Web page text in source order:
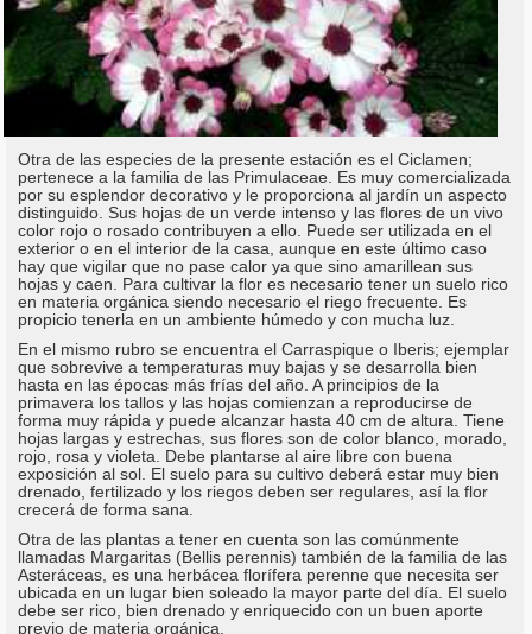
Otra de las especies de la presente estación es el Ciclamen;
pertenece a la familia de las Primulaceae. Es muy comercializada
por su esplendor decorativo y le proporciona al jardín un aspecto
distinguido. Sus hojas de un verde intenso y las flores de un vivo
color rojo o rosado contribuyen a ello. Puede ser utilizada en el
exterior o en el interior de la casa, aunque en este último caso
hay que vigilar que no pase calor ya que sino amarillean sus
hojas y caen. Para cultivar la flor es necesario tener un suelo rico
en materia orgánica siendo necesario el riego frecuente. Es
propicio tenerla en un ambiente húmedo y con mucha luz.
En el mismo rubro se encuentra el Carraspique o Iberis; ejemplar
que sobrevive a temperaturas muy bajas y se desarrolla bien
hasta en las épocas más frías del año. A principios de la
primavera los tallos y las hojas comienzan a reproducirse de
forma muy rápida y puede alcanzar hasta 40 cm de altura. Tiene
hojas largas y estrechas, sus flores son de color blanco, morado,
rojo, rosa y violeta. Debe plantarse al aire libre con buena
exposición al sol. El suelo para su cultivo deberá estar muy bien
drenado, fertilizado y los riegos deben ser regulares, así la flor
crecerá de forma sana.
Otra de las plantas a tener en cuenta son las comúnmente
llamadas Margaritas (Bellis perennis) también de la familia de las
Asteráceas, es una herbácea florífera perenne que necesita ser
ubicada en un lugar bien soleado la mayor parte del día. El suelo
debe ser rico, bien drenado y enriquecido con un buen aporte
previo de materia orgánica.